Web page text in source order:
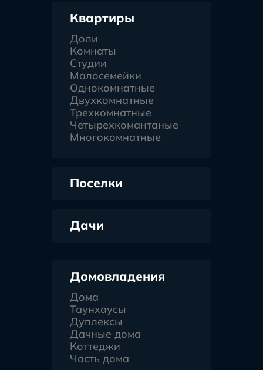
Квартиры
Доли
Комнаты
Студии
Малосемейки
Однокомнатные
Двухкомнатные
Трехкомнатные
Четырехкомантаные
Многокомнатные
Поселки
Дачи
Домовладения
Дома
Таунхаусы
Дуплексы
Дачные дома
Коттеджи
Часть дома